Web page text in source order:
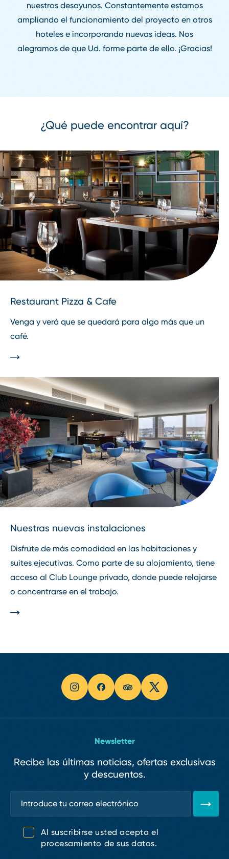
nuestros desayunos. Constantemente estamos
ampliando el funcionamiento del proyecto en otros
hoteles e incorporando nuevas ideas. Nos
alegramos de que Ud. forme parte de ello. ¡Gracias!
¿Qué puede encontrar aquí?
Restaurant Pizza & Cafe
Venga y verá que se quedará para algo más que un
café.
Nuestras nuevas instalaciones
Disfrute de más comodidad en las habitaciones y
suites ejecutivas. Como parte de su alojamiento, tiene
acceso al Club Lounge privado, donde puede relajarse
o concentrarse en el trabajo.
Newsletter
Recibe las últimas noticias, ofertas exclusivas
y descuentos.
Al suscribirse usted acepta el
procesamiento de sus datos.